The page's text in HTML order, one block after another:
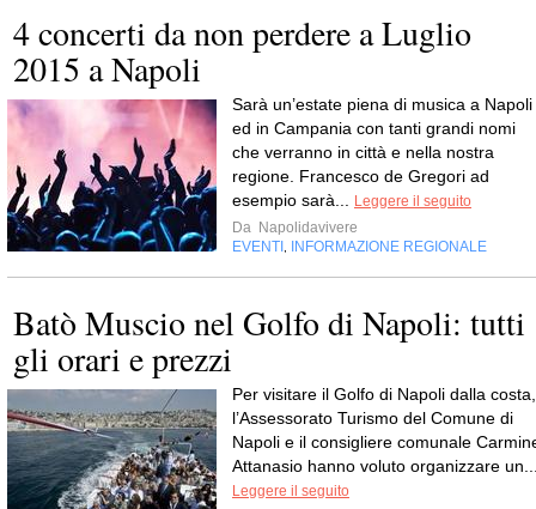
4 concerti da non perdere a Luglio
2015 a Napoli
Sarà un’estate piena di musica a Napoli
ed in Campania con tanti grandi nomi
che verranno in città e nella nostra
regione. Francesco de Gregori ad
esempio sarà...
Leggere il seguito
Da Napolidavivere
EVENTI
INFORMAZIONE REGIONALE
Batò Muscio nel Golfo di Napoli: tutti
gli orari e prezzi
Per visitare il Golfo di Napoli dalla costa,
l’Assessorato Turismo del Comune di
Napoli e il consigliere comunale
Attanasio hanno voluto organizzare
Leggere il seguito